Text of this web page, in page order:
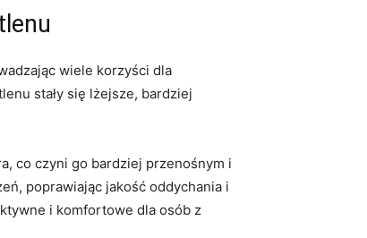
wiele korzyści dla
stały się⁤ lżejsze,⁤ bardziej
co czyni go bardziej przenośnym i⁣
poprawiając jakość oddychania i
i ⁤komfortowe dla osób z